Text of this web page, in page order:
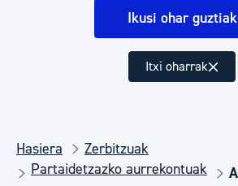
Ikusi ohar guztiak
Itxi oharrak
Hasiera
Zerbitzuak
Partaidetzazko aurrekontuak